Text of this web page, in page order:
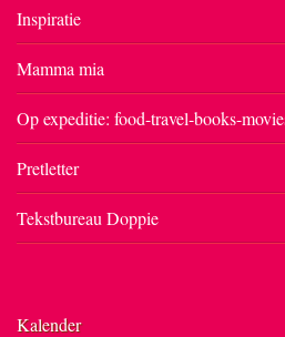
Inspiratie
Mamma mia
Op expeditie: food-travel-books-
Pretletter
Tekstbureau Doppie
Kalender